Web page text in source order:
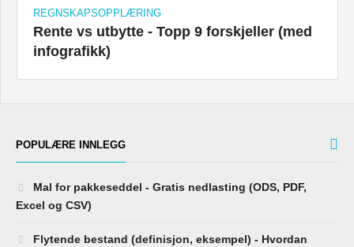
REGNSKAPSOPPLÆRING
Rente vs utbytte - Topp 9 forskjeller (med
infografikk)
POPULÆRE INNLEGG
Mal for pakkeseddel - Gratis nedlasting (ODS, PDF,
Excel og CSV)
Flytende bestand (definisjon, eksempel) - Hvordan